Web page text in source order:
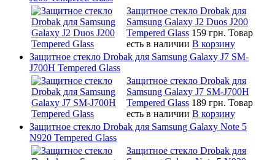
Защитное стекло Drobak для
Samsung Galaxy J2 Duos J200
Tempered Glass 159 грн. Товар
есть в наличии В корзину
Защитное стекло Drobak для Samsung Galaxy J7 SM-
J700H Tempered Glass
Защитное стекло Drobak для
Samsung Galaxy J7 SM-J700H
Tempered Glass 189 грн. Товар
есть в наличии В корзину
Защитное стекло Drobak для Samsung Galaxy Note 5
N920 Tempered Glass
Защитное стекло Drobak для